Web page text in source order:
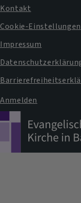
Kontakt
Cookie-Einstellungen
Impressum
Anmelden